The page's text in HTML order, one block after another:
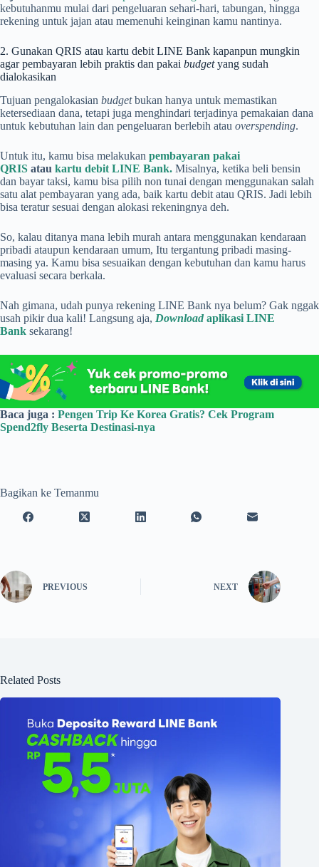
kebutuhanmu mulai dari pengeluaran sehari-hari, tabungan, hingga
rekening untuk jajan atau memenuhi keinginan kamu nantinya.
2. Gunakan QRIS atau kartu debit LINE Bank kapanpun mungkin
agar pembayaran lebih praktis dan pakai budgetyang sudah
dialokasikan
Tujuan pengalokasian budgetbukan hanya untuk memastikan
ketersediaan dana, tetapi juga menghindari terjadinya pemakaian dana
untuk kebutuhan lain dan pengeluaran berlebih atau overspending.
Untuk itu, kamu bisa melakukan pembayaran pakai
QRIS atau kartu debit LINE Bank. Misalnya, ketika beli bensin
dan bayar taksi, kamu bisa pilih non tunai dengan menggunakan salah
satu alat pembayaran yang ada, baik kartu debit atau QRIS. Jadi lebih
bisa teratur sesuai dengan alokasi rekeningnya deh.
So, kalau ditanya mana lebih murah antara menggunakan kendaraan
pribadi ataupun kendaraan umum, Itu tergantung pribadi masing-
masing ya. Kamu bisa sesuaikan dengan kebutuhan dan kamu harus
evaluasi secara berkala.
Nah gimana, udah punya rekening LINE Bank nya belum? Gak nggak
usah pikir dua kali! Langsung aja, Downloadaplikasi LINE
Bank sekarang!
Baca juga : Pengen Trip Ke Korea Gratis? Cek Program
Spend2fly Beserta Destinasi-nya
Bagikan ke Temanmu
PREVIOUS NEXT
Related Posts